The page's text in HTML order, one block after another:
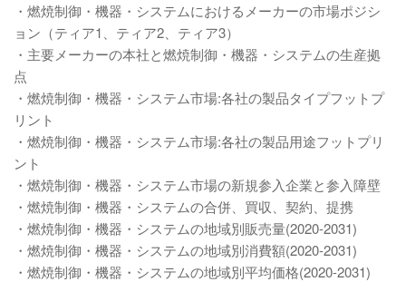
・燃焼制御・機器・システムにおけるメーカーの市場ポジシ
ョン（ティア1、ティア2、ティア3）
・主要メーカーの本社と燃焼制御・機器・システムの生産拠
点
・燃焼制御・機器・システム市場:各社の製品タイプフットプ
リント
・燃焼制御・機器・システム市場:各社の製品用途フットプリ
ント
・燃焼制御・機器・システム市場の新規参入企業と参入障壁
・燃焼制御・機器・システムの合併、買収、契約、提携
・燃焼制御・機器・システムの地域別販売量(2020-2031)
・燃焼制御・機器・システムの地域別消費額(2020-2031)
・燃焼制御・機器・システムの地域別平均価格(2020-2031)